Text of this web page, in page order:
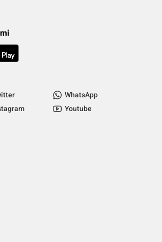
WhatsApp
Youtube